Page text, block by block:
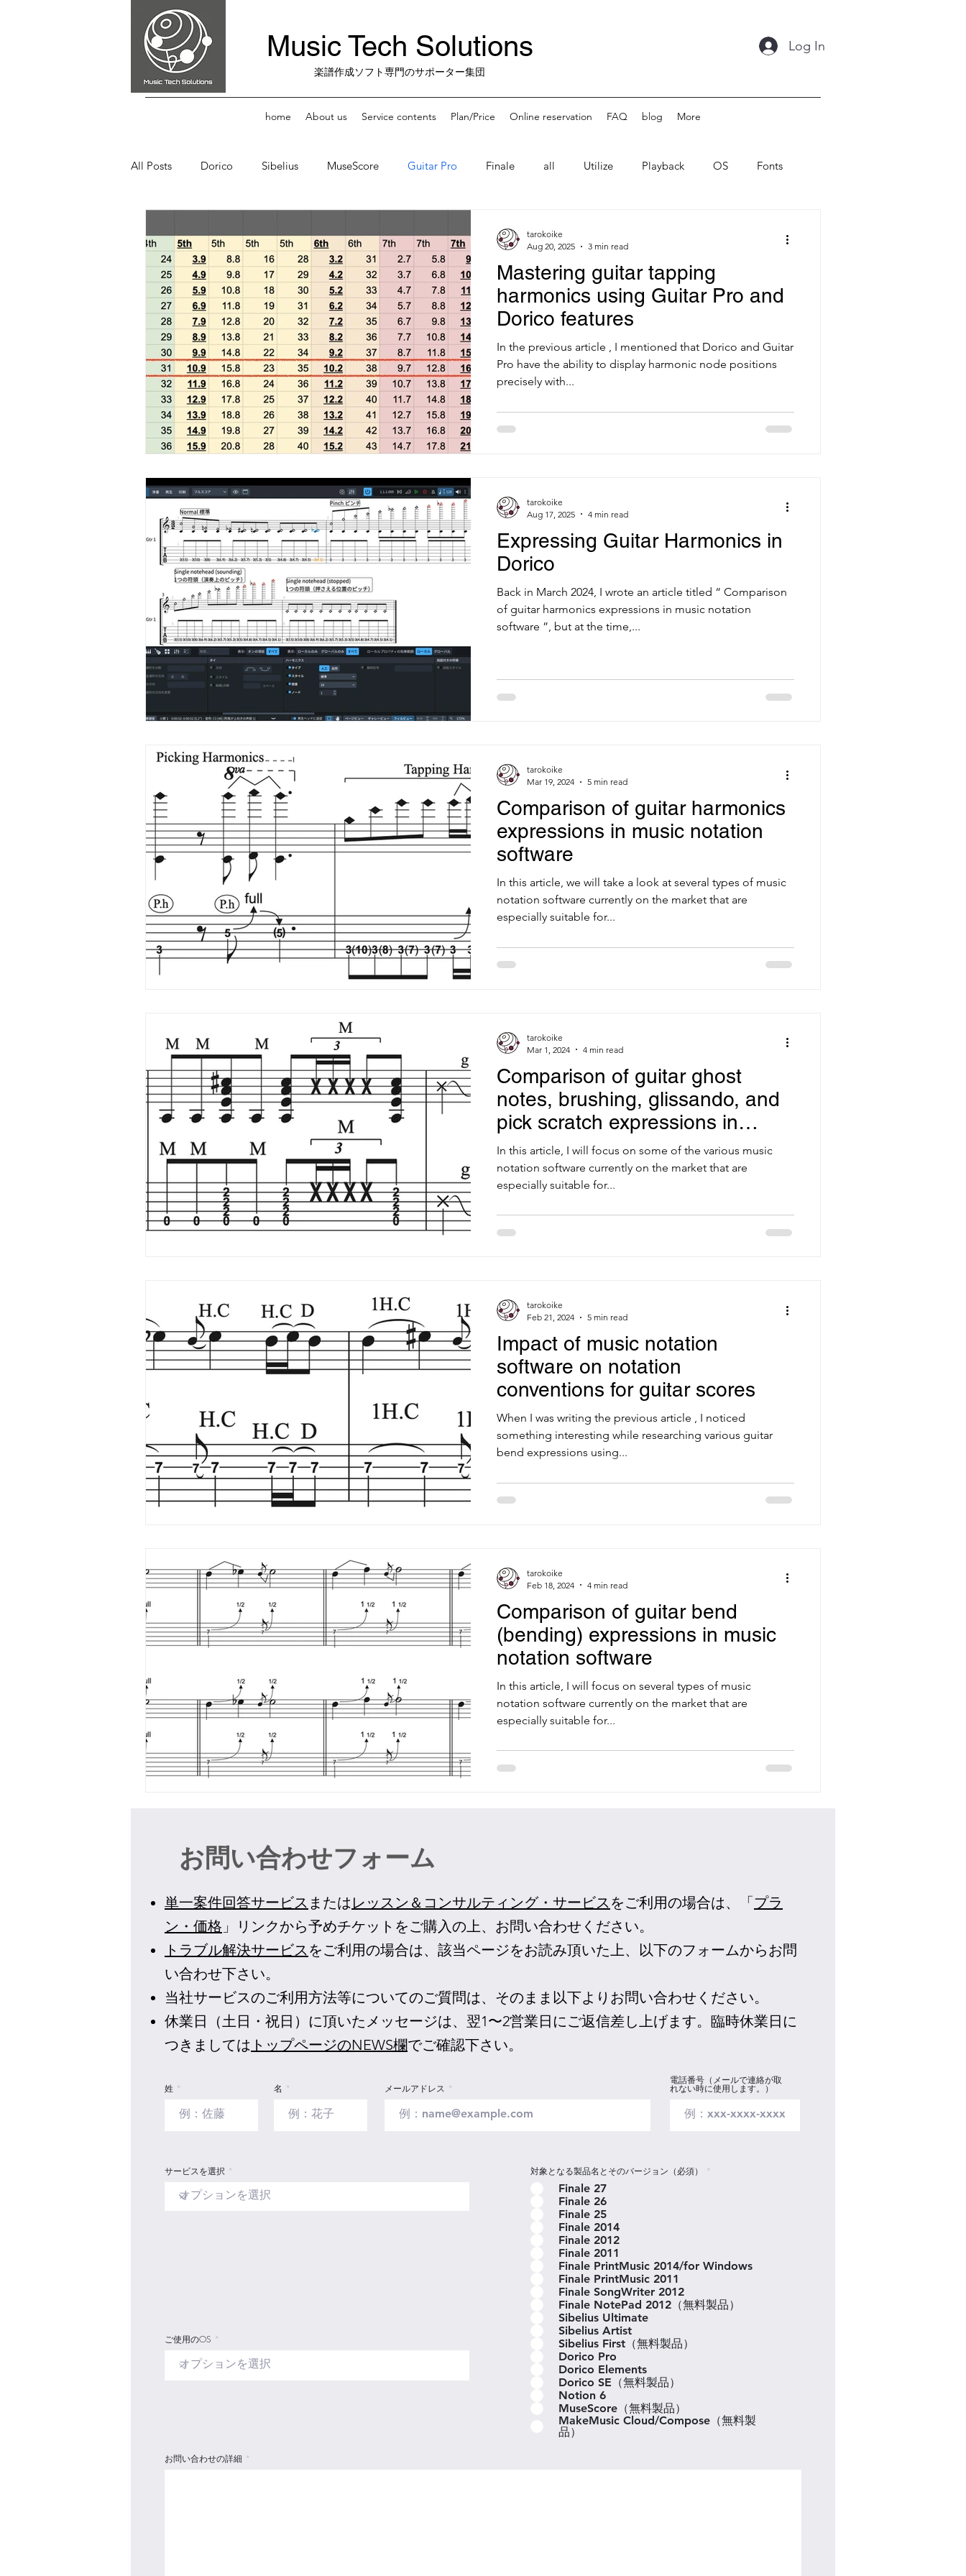
Music Tech Solutions Log In
楽譜作成ソフト専門のサポーター集団
home About us Service contents Plan/Price Online reservation FAQ blog More
All Posts Dorico Sibelius MuseScore Guitar Pro Finale all Utilize Playback OS Fonts
Mastering guitar tapping
harmonics using Guitar Pro and
Dorico features
In the previous article , I mentioned that Dorico and Guitar
Pro have the ability to display harmonic node positions
precisely with...
tarokoike
Aug 20, 2025
3 min read
Expressing Guitar Harmonics in
Dorico
Back in March 2024, I wrote an article titled “ Comparison
of guitar harmonics expressions in music notation
software ”, but at the time,...
tarokoike
Aug 17, 2025
4 min read
Comparison of guitar harmonics
expressions in music notation
software
In this article, we will take a look at several types of music
notation software currently on the market that are
especially suitable for...
tarokoike
Mar 19, 2024
5 min read
Comparison of guitar ghost
notes, brushing, glissando, and
pick scratch expressions in
music notation software
In this article, I will focus on some of the various music
notation software currently on the market that are
especially suitable for...
tarokoike
Mar 1, 2024
4 min read
Impact of music notation
software on notation
conventions for guitar scores
When I was writing the previous article , I noticed
something interesting while researching various guitar
bend expressions using...
tarokoike
Feb 21, 2024
5 min read
Comparison of guitar bend
(bending) expressions in music
notation software
In this article, I will focus on several types of music
notation software currently on the market that are
especially suitable for...
tarokoike
Feb 18, 2024
4 min read
お問い合わせフォーム
単一案件回答サービス またはレッスン＆コンサルティング・サービスをご利用の場合は、「プラ
ン・価格 」リンクから予めチケットをご購入の上、お問い合わせください。
トラブル解決サービスをご利用の場合は、該当ページをお読み頂いた上、以下のフォームからお問
い合わせ下さい。
​当社サービスのご利用方法等についてのご質問は、そのまま以下よりお問い合わせください。
休業日（土日・祝日）に頂いたメッセージは、翌1〜2営業日 にご返信差し上げます。臨時休業日に
つきましては トップページのNEWS欄でご確認下さい。
姓 名 メールアドレス
電話番号（メールで連絡が取
れない時に使用します。）
サービスを選択
ご使用のOS
対象となる製品名とそのバージョン（必須） *
Finale 27
Finale 26
Finale 25
Finale 2014
Finale 2012
Finale 2011
Finale PrintMusic 2014/for Windows
Finale PrintMusic 2011
Finale SongWriter 2012
Finale NotePad 2012（無料製品）
Sibelius Ultimate
Sibelius Artist
Sibelius First（無料製品）
Dorico Pro
Dorico Elements
Dorico SE（無料製品）
Notion 6
MuseScore（無料製品）
MakeMusic Cloud/Compose（無料製
品）
お問い合わせの詳細